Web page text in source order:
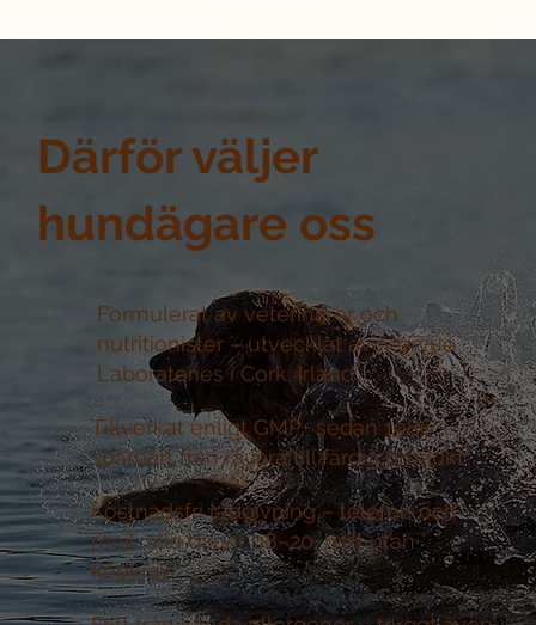
Därför väljer
hundägare oss
Formulerat av veterinärer och
nutritionister –utvecklat av Mervue
Laboratories i Cork, Irland
Tillverkat enligt GMP+ sedan 1986 –
spårbart från råvara till färdig produkt
Kostnadsfri rådgivning –telefon och
mejl, alla dagar 08–20, helt utan
köpkrav